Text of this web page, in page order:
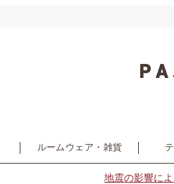
ルームウェア・雑貨
地震の影響によ